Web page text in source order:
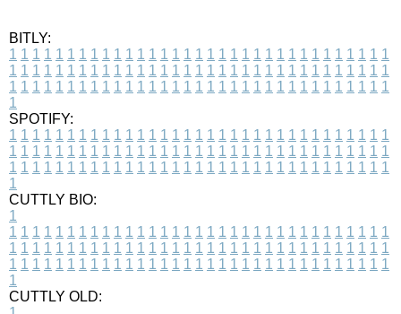
BITLY:
1 1 1 1 1 1 1 1 1 1 1 1 1 1 1 1 1 1 1 1 1 1 1 1 1 1 1 1 1 1 1 1 1
1 1 1 1 1 1 1 1 1 1 1 1 1 1 1 1 1 1 1 1 1 1 1 1 1 1 1 1 1 1 1 1 1
1 1 1 1 1 1 1 1 1 1 1 1 1 1 1 1 1 1 1 1 1 1 1 1 1 1 1 1 1 1 1 1 1
1
SPOTIFY:
1 1 1 1 1 1 1 1 1 1 1 1 1 1 1 1 1 1 1 1 1 1 1 1 1 1 1 1 1 1 1 1 1
1 1 1 1 1 1 1 1 1 1 1 1 1 1 1 1 1 1 1 1 1 1 1 1 1 1 1 1 1 1 1 1 1
1 1 1 1 1 1 1 1 1 1 1 1 1 1 1 1 1 1 1 1 1 1 1 1 1 1 1 1 1 1 1 1 1
1
CUTTLY BIO:
1
1 1 1 1 1 1 1 1 1 1 1 1 1 1 1 1 1 1 1 1 1 1 1 1 1 1 1 1 1 1 1 1 1
1 1 1 1 1 1 1 1 1 1 1 1 1 1 1 1 1 1 1 1 1 1 1 1 1 1 1 1 1 1 1 1 1
1 1 1 1 1 1 1 1 1 1 1 1 1 1 1 1 1 1 1 1 1 1 1 1 1 1 1 1 1 1 1 1 1
1
CUTTLY OLD: